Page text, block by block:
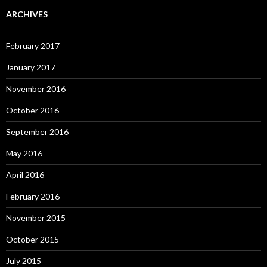
ARCHIVES
February 2017
January 2017
November 2016
October 2016
September 2016
May 2016
April 2016
February 2016
November 2015
October 2015
July 2015